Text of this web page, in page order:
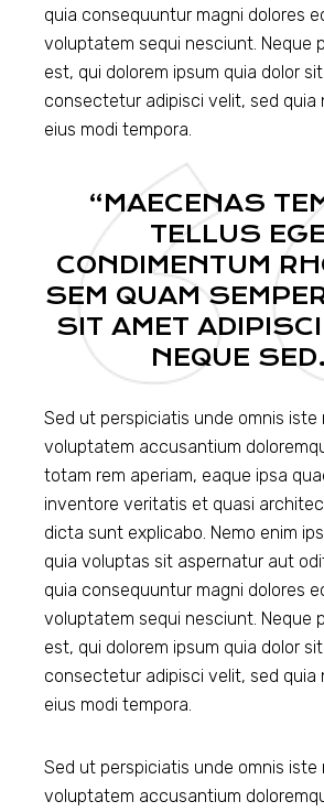
quia consequuntur magni dolores
voluptatem sequi nesciunt. Neque
est, qui dolorem ipsum quia dolor
consectetur adipisci velit, sed quia
eius modi tempora.
“MAECENAS
TELLUS
CONDIMENTUM
SEM QUAM
SIT AMET
NEQUE
Sed ut perspiciatis unde omnis iste
voluptatem accusantium
totam rem aperiam, eaque ipsa
inventore veritatis et quasi
dicta sunt explicabo. Nemo enim
quia voluptas sit aspernatur aut
quia consequuntur magni dolores
voluptatem sequi nesciunt. Neque
est, qui dolorem ipsum quia dolor
consectetur adipisci velit, sed quia
eius modi tempora.
Sed ut perspiciatis unde omnis iste
voluptatem accusantium